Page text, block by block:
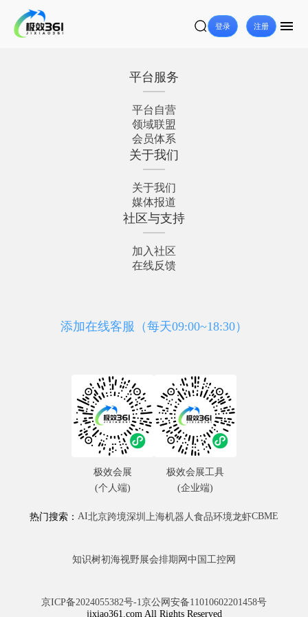
登录 注册
平台服务
平台自营
领域联盟
会员体系
关于我们
关于我们
媒体报道
社区与支持
加入社区
在线反馈
添加在线客服（每天09:00~18:30）
热门搜索： AI北京跨境深圳 上海机器人食品环境龙虾CBME
知识树初海视野展会排期网 中国工控网
京ICP备2024055382号-1京公网安备11010602201458号
jixiao361.com All Rights Reserved
极效会展
(个人端)
极效会展工具
(企业端)